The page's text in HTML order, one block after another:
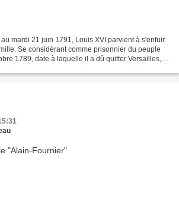
mardi 21 juin 1791, Louis XVI parvient à s'enfuir
Se considérant comme prisonnier du peuple
1789, date à laquelle il a dû quitter Versailles, le